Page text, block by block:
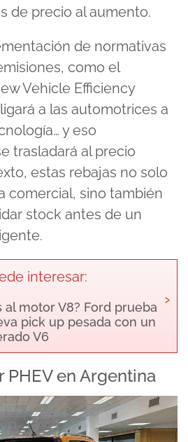
de precio al aumento.
de normativas
como el
Vehicle Efficiency
a las automotrices a
y eso
trasladará al precio
estas rebajas no solo
comercial, sino también
stock antes de un
interesar:
al motor V8? Ford prueba
pick up pesada con un
V6
›
PHEV en Argentina